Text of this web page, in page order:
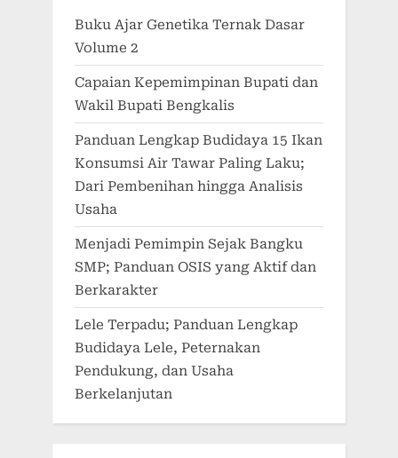
Buku Ajar Genetika Ternak Dasar
Volume 2
Capaian Kepemimpinan Bupati dan
Wakil Bupati Bengkalis
Panduan Lengkap Budidaya 15 Ikan
Konsumsi Air Tawar Paling Laku;
Dari Pembenihan hingga Analisis
Usaha
Menjadi Pemimpin Sejak Bangku
SMP; Panduan OSIS yang Aktif dan
Berkarakter
Lele Terpadu; Panduan Lengkap
Budidaya Lele, Peternakan
Pendukung, dan Usaha
Berkelanjutan